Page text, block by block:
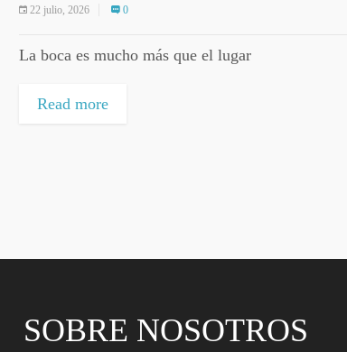
22 julio, 2026 0
La boca es mucho más que el lugar
Read more
SOBRE NOSOTROS